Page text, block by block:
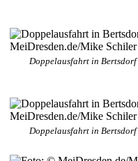
Doppelausfahrt in
Doppelausfahrt in